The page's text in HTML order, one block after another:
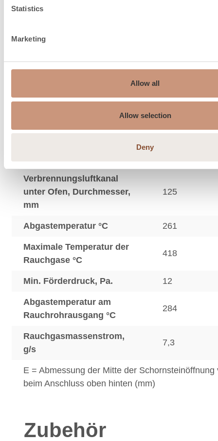
Statistics
Marketing
Allow all
Allow selection
Deny
Maximales Gewicht des
Verbrennungsluftkanal
unter Ofen, Durchmesser,
mm
125
Abgastemperatur °C 261
Maximale Temperatur der
Rauchgase °C
418
Min. Förderdruck, Pa. 12
Abgastemperatur am
Rauchrohrausgang °C
284
Rauchgasmassenstrom,
g/s
7,3
E = Abmessung der Mitte der Schornsteinöffnung
beim Anschluss oben hinten (mm)
Zubehör